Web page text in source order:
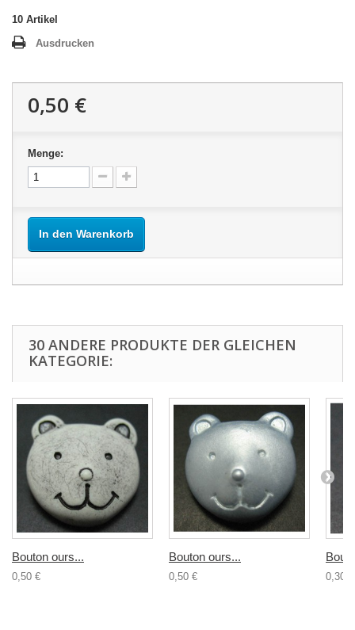
10 Artikel
Ausdrucken
0,50 €
Menge:
In den Warenkorb
30 ANDERE PRODUKTE DER GLEICHEN
KATEGORIE:
Bouton ours...
0,50 €
Bouton ours...
0,50 € 0,30 €